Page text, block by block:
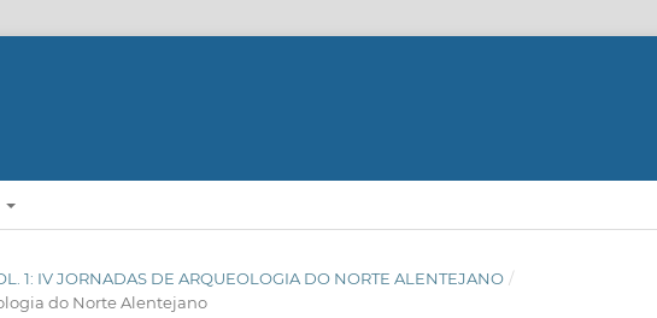
1: IV JORNADAS DE ARQUEOLOGIA DO NORTE ALENTEJANO /
do Norte Alentejano